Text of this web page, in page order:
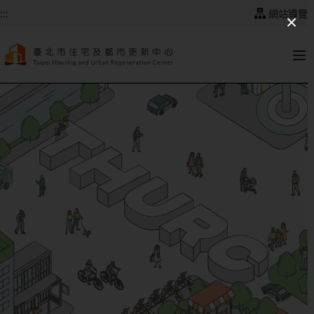
跳到主要內容
::: 網站導覽
:::